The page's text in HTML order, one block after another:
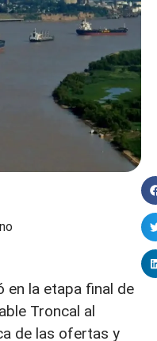
en la etapa final de
Troncal al
de las ofertas y